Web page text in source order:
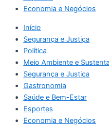
Economia e Negócios
Início
Segurança e Justiça
Política
Meio Ambiente e
Segurança e Justiça
Gastronomia
Saúde e Bem-Estar
Esportes
Economia e Negócios